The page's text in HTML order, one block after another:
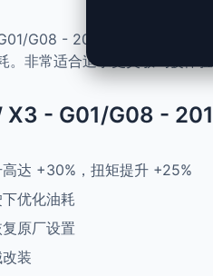
G08 - 2017 et + xDrive
。非常适合追求更灵敏驾驶体
X3 - G01/G08 -
达 +30%，扭矩提升 +25%
优化油耗
原厂设置
装